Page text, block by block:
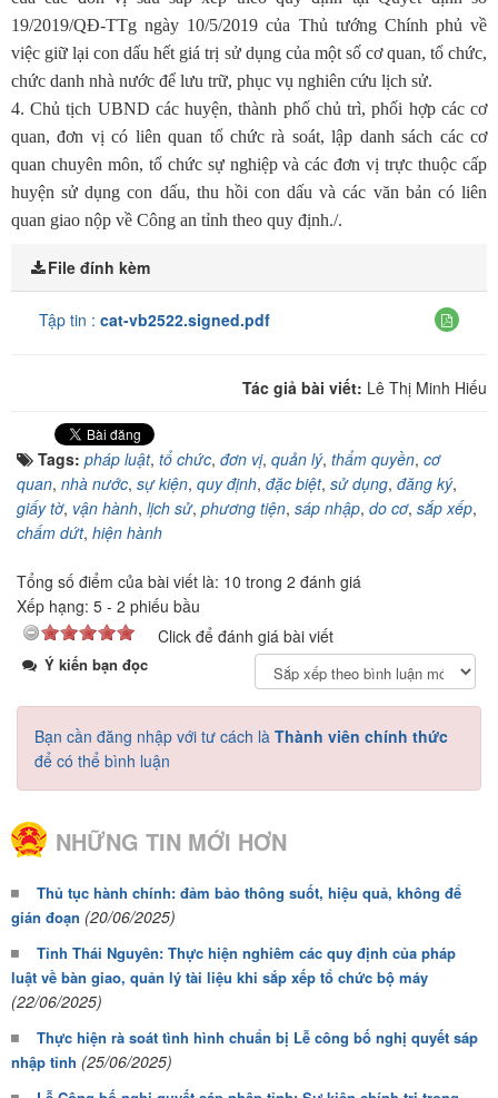
19/2019/QĐ-TTg ngày 10/5/2019 của Thủ tướng Chính phủ về
việc giữ lại con dấu hết giá trị sử dụng của một số cơ quan, tổ chức,
chức danh nhà nước để lưu trữ, phục vụ nghiên cứu lịch sử.
4. Chủ tịch UBND các huyện, thành phố chủ trì, phối hợp các cơ
quan, đơn vị có liên quan tổ chức rà soát, lập danh sách các cơ
quan chuyên môn, tổ chức sự nghiệp và các đơn vị trực thuộc cấp
huyện sử dụng con dấu, thu hồi con dấu và các văn bản có liên
quan giao nộp về Công an tỉnh theo quy định./.
File đính kèm
Tập tin : cat-vb2522.signed.pdf
Tác giả bài viết: Lê Thị Minh Hiếu
Tags: pháp luật, tổ chức, đơn vị, quản lý, thẩm quyền, cơ
quan, nhà nước, sự kiện, quy định, đặc biệt, sử dụng, đăng ký,
giấy tờ, vận hành, lịch sử, phương tiện, sáp nhập, do cơ, sắp xếp,
chấm dứt, hiện hành
Tổng số điểm của bài viết là: 10 trong 2 đánh giá
Xếp hạng: 5 - 2 phiếu bầu
Click để đánh giá bài viết
Ý kiến bạn đọc
Bạn cần đăng nhập với tư cách là Thành viên chính thức
để có thể bình luận
NHỮNG TIN MỚI HƠN
Thủ tục hành chính: đảm bảo thông suốt, hiệu quả, không để
gián đoạn (20/06/2025)
Tỉnh Thái Nguyên: Thực hiện nghiêm các quy định của pháp
luật về bàn giao, quản lý tài liệu khi sắp xếp tổ chức bộ máy
(22/06/2025)
Thực hiện rà soát tình hình chuẩn bị Lễ công bố nghị quyết sáp
nhập tỉnh (25/06/2025)